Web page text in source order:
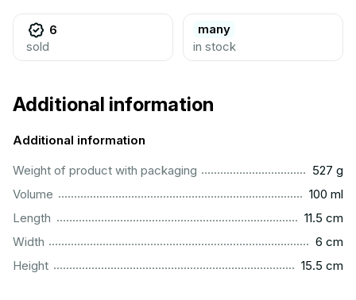
6
sold
many
in stock
Additional information
Additional information
Weight of product with packaging
527 g
Volume
100 ml
Length
11.5 cm
Width
6 cm
Height
15.5 cm